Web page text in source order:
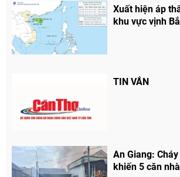
Chia sẻ
Xuất hiện áp
khu vực vịnh
TIN VẮN
An Giang:
khiến 5 căn